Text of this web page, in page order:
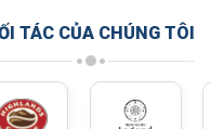
TÁC CỦA CHÚNG TÔI